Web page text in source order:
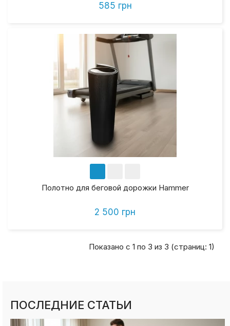
585 грн
Полотно для беговой дорожки Hammer
2 500 грн
Показано с 1 по 3 из 3 (страниц: 1)
ПОСЛЕДНИЕ СТАТЬИ